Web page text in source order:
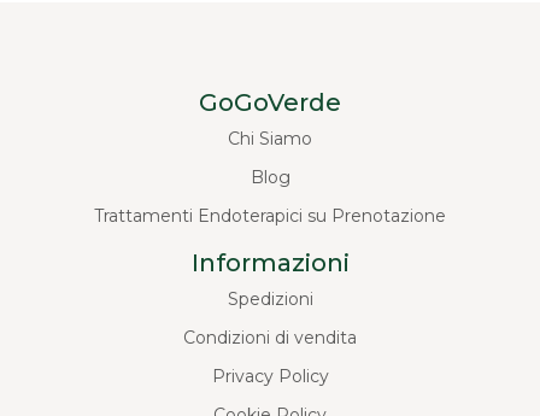
GoGoVerde
Chi Siamo
Blog
Trattamenti Endoterapici su Prenotazione
Informazioni
Spedizioni
Condizioni di vendita
Privacy Policy